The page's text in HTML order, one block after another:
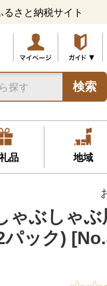
さと納税サイト
検索
品 地域
ゃぶしゃ
ック)